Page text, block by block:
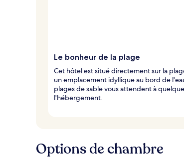
Le bonheur de la plage
Cet hôtel est situé directement sur la
un emplacement idyllique au bord de
plages de sable vous attendent à
l'hébergement.
Options de chambre